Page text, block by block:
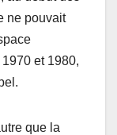
ne pouvait
et 1980,
que la